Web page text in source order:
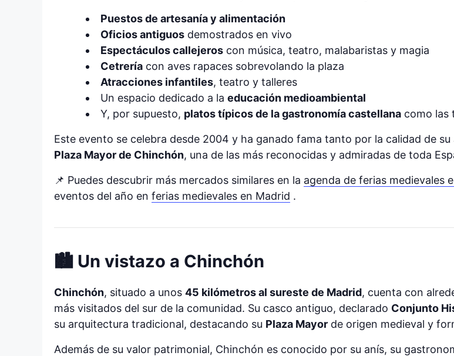
Puestos de artesanía y alimentación
Oficios antiguos demostrados en vivo
Espectáculos callejeros con música, teatro, malabaristas y magia
Cetrería con aves rapaces sobrevolando la plaza
Atracciones infantiles, teatro y talleres
Un espacio dedicado a la educación medioambiental
Y, por supuesto, platos típicos de la gastronomía castellana como las
Este evento se celebra desde 2004 y ha ganado fama tanto por la calidad de
Plaza Mayor de Chinchón, una de las más reconocidas y admiradas de toda
📌 Puedes descubrir más mercados similares en la agenda de ferias medievales
eventos del año en ferias medievales en Madrid .
🏙️ Un vistazo a Chinchón
Chinchón, situado a unos 45 kilómetros al sureste de Madrid, cuenta con
más visitados del sur de la comunidad. Su casco antiguo, declarado Conjunto
su arquitectura tradicional, destacando su Plaza Mayor de origen medieval y
Además de su valor patrimonial, Chinchón es conocido por su anís, su